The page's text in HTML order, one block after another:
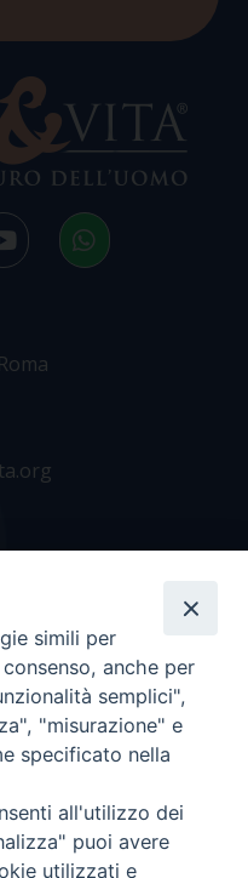
simili per
anche per
semplici",
"misurazione" e
specificato nella
all'utilizzo dei
puoi avere
utilizzati e